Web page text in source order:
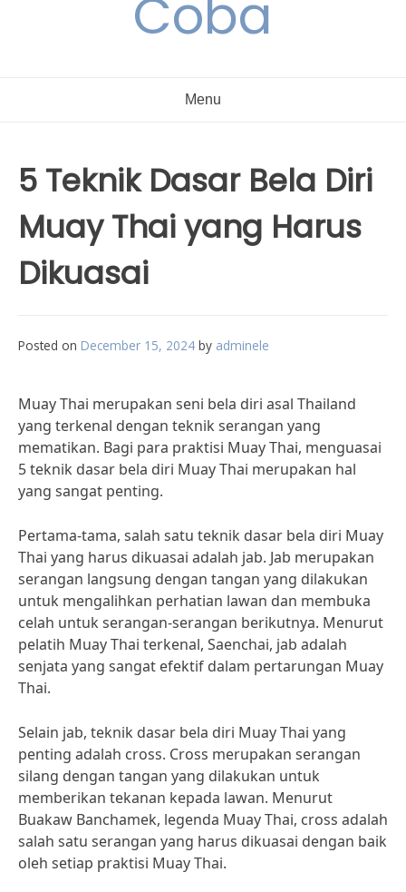
Coba
Menu
5 Teknik Dasar Bela Diri
Muay Thai yang Harus
Dikuasai
Posted on December 15, 2024 by adminele
Muay Thai merupakan seni bela diri asal Thailand
yang terkenal dengan teknik serangan yang
mematikan. Bagi para praktisi Muay Thai, menguasai
5 teknik dasar bela diri Muay Thai merupakan hal
yang sangat penting.
Pertama-tama, salah satu teknik dasar bela diri Muay
Thai yang harus dikuasai adalah jab. Jab merupakan
serangan langsung dengan tangan yang dilakukan
untuk mengalihkan perhatian lawan dan membuka
celah untuk serangan-serangan berikutnya. Menurut
pelatih Muay Thai terkenal, Saenchai, jab adalah
senjata yang sangat efektif dalam pertarungan Muay
Thai.
Selain jab, teknik dasar bela diri Muay Thai yang
penting adalah cross. Cross merupakan serangan
silang dengan tangan yang dilakukan untuk
memberikan tekanan kepada lawan. Menurut
Buakaw Banchamek, legenda Muay Thai, cross adalah
salah satu serangan yang harus dikuasai dengan baik
oleh setiap praktisi Muay Thai.